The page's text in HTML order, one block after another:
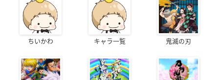
ちいかわ キャラ一覧 鬼滅の刃